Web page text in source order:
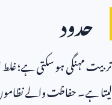
حدود
تربیت مہنگی ہو سکتی ہے؛
لیتا ہے۔ حفاظت والے